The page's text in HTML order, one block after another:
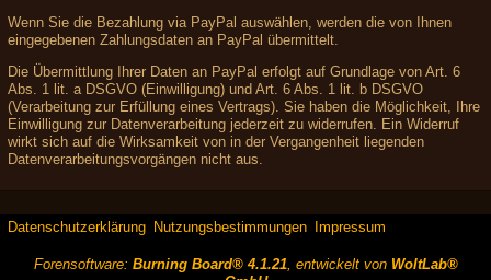
Wenn Sie die Bezahlung via PayPal auswählen, werden die von Ihnen
eingegebenen Zahlungsdaten an PayPal übermittelt.
Die Übermittlung Ihrer Daten an PayPal erfolgt auf Grundlage von Art. 6
Abs. 1 lit. a DSGVO (Einwilligung) und Art. 6 Abs. 1 lit. b DSGVO
(Verarbeitung zur Erfüllung eines Vertrags). Sie haben die Möglichkeit, Ihre
Einwilligung zur Datenverarbeitung jederzeit zu widerrufen. Ein Widerruf
wirkt sich auf die Wirksamkeit von in der Vergangenheit liegenden
Datenverarbeitungsvorgängen nicht aus.
Datenschutzerklärung Nutzungsbestimmungen Impressum
Forensoftware: Burning Board® 4.1.21, entwickelt von WoltLab®